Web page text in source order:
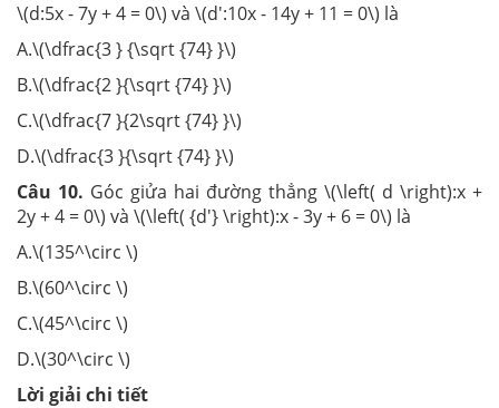
\(d:5x - 7y + 4 = 0\) và \(d':10x - 14y + 11 = 0\) là
A.\(\dfrac{3 } {\sqrt {74} }\)
B.\(\dfrac{2 }{\sqrt {74} }\)
C.\(\dfrac{7 }{2\sqrt {74} }\)
D.\(\dfrac{3 }{\sqrt {74} }\)
Câu 10. Góc giửa hai đường thẳng \(\left( d \right):x +
2y + 4 = 0\) và \(\left( {d'} \right):x - 3y + 6 = 0\) là
A.\(135^\circ \)
B.\(60^\circ \)
C.\(45^\circ \)
D.\(30^\circ \)
Lời giải chi tiết